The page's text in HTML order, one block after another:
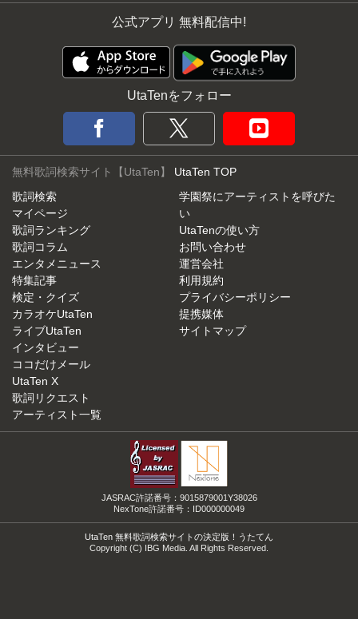
公式アプリ 無料配信中!
UtaTenをフォロー
無料歌詞検索サイト【UtaTen】 UtaTen TOP
歌詞検索
マイページ
歌詞ランキング
歌詞コラム
エンタメニュース
特集記事
検定・クイズ
カラオケUtaTen
ライブUtaTen
インタビュー
ココだけメール
UtaTen X
歌詞リクエスト
アーティスト一覧
学園祭にアーティストを呼びた
い
UtaTenの使い方
お問い合わせ
運営会社
利用規約
プライバシーポリシー
提携媒体
サイトマップ
JASRAC許諾番号：9015879001Y38026
NexTone許諾番号：ID000000049
UtaTen 無料歌詞検索サイトの決定版！うたてん
Copyright (C) IBG Media. All Rights Reserved.